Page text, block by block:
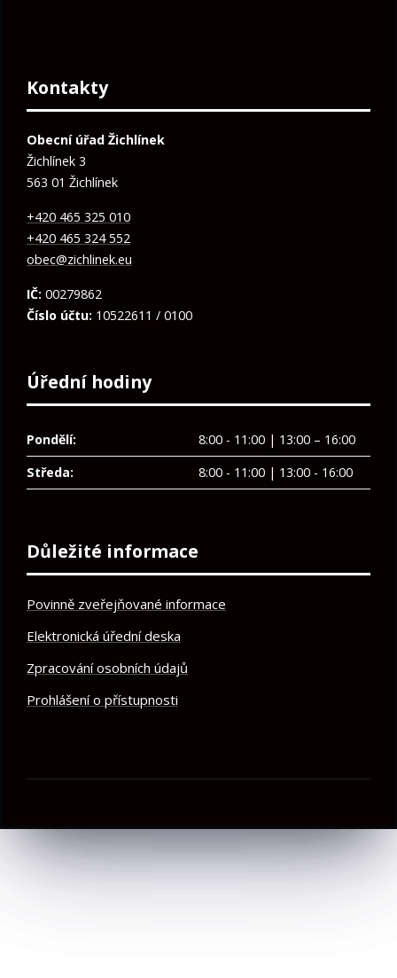
Kontakty
Obecní úřad Žichlínek
Žichlínek 3
563 01 Žichlínek
+420 465 325 010
+420 465 324 552
obec@zichlinek.eu
IČ: 00279862
Číslo účtu: 10522611 / 0100
Úřední hodiny
Pondělí:
8:00 - 11:00 | 13:00 – 16:00
Středa:
8:00 - 11:00 | 13:00 - 16:00
Důležité informace
Povinně zveřejňované informace
Elektronická úřední deska
Zpracování osobních údajů
Prohlášení o přístupnosti